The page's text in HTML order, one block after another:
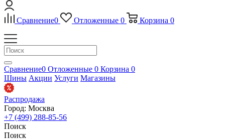
Сравнение0 Отложенные 0 Корзина 0
Сравнение0 Отложенные 0 Корзина 0
Шины Акции Услуги Магазины
Распродажа
Город: Москва
+7 (499) 288-85-56
Поиск
Поиск